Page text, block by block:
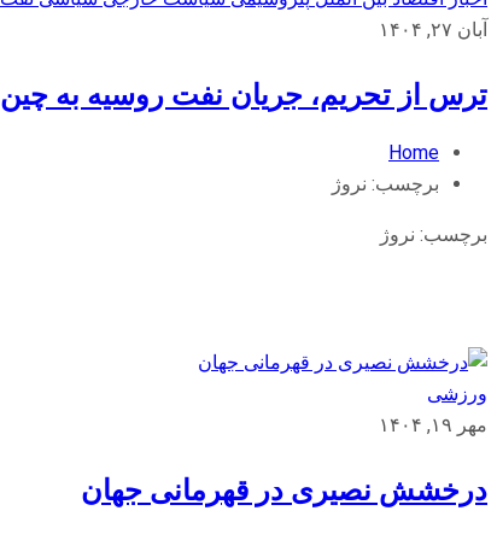
آبان ۲۷, ۱۴۰۴
ترس از تحریم، جریان نفت روسیه به
Home
برچسب: نروژ
برچسب: نروژ
ورزشی
مهر ۱۹, ۱۴۰۴
درخشش نصیری در قهرمانی جهان